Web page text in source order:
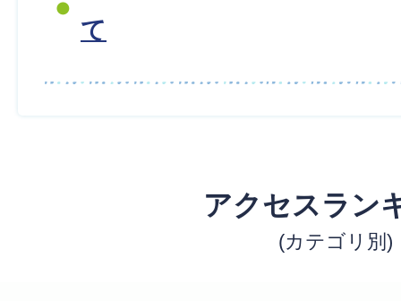
て
アクセスラン
(カテゴリ別)